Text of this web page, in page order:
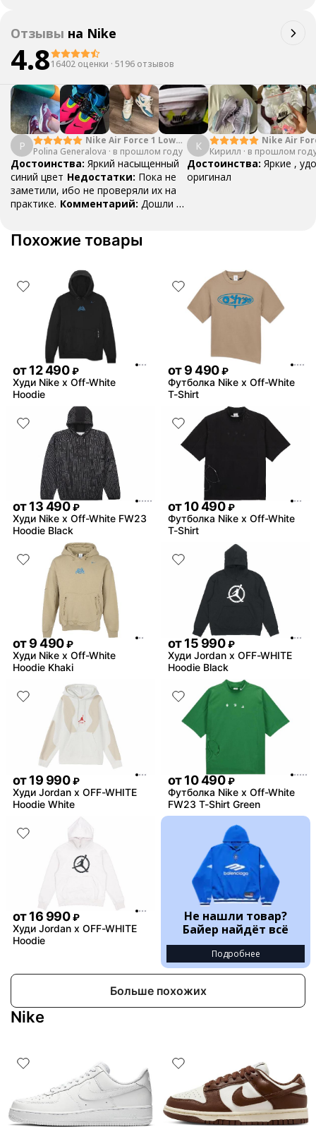
Отзывы на Nike
4.816402 оценки · 5196 отзывов
P
Nike Air Force 1 Low
College Pack White
Blue
Polina Generalova · в прошлом году
Достоинства: Яркий насыщенный
синий цвет Недостатки: Пока не
заметили, ибо не проверяли их на
практике. Комментарий: Дошли за
К
Nike Air
Yellow
Кирилл · в прошлом
Достоинства: Яркие ,
оригинал
Похожие товары
от12 490 ₽
Худи Nike x Off-White
Hoodie
от9 490 ₽
Футболка Nike x Off-White
T-Shirt
от13 490 ₽
Худи Nike x Off-White FW23
Hoodie Black
от10 490 ₽
Футболка Nike x Off-White
T-Shirt
от9 490 ₽
Худи Nike x Off-White
Hoodie Khaki
от15 990 ₽
Худи Jordan x OFF-WHITE
Hoodie Black
от19 990 ₽
Худи Jordan x OFF-WHITE
Hoodie White
от10 490 ₽
Футболка Nike x Off-White
FW23 T-Shirt Green
от16 990 ₽
Худи Jordan x OFF-WHITE
Hoodie
Не нашли товар?
Байер найдёт всё
Подробнее
Больше похожих
Nike